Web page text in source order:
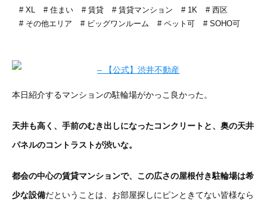
XL 住まい 賃貸 賃貸マンション 1K
西区
その他エリア
ビッグワンルーム ペット可 SOHO可
本日紹介するマンションの駐輪場がかっこ良かった。
天井も高く、手前のむき出しになったコンクリートと、奥の天井
パネルのコントラストが渋いな。
都会の中心の賃貸マンションで、この広さの屋根付き駐輪場は希
少な設備だということは、お部屋探しにピンときてない皆様なら